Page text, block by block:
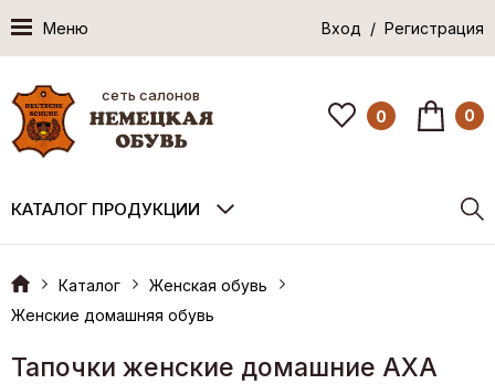
Меню Вход / Регистрация
сеть салонов
0 0
КАТАЛОГ ПРОДУКЦИИ
Каталог
Женская обувь
Женские домашняя обувь
Тапочки женские домашние AXA